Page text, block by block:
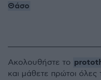
Θάσο
Ακολουθήστε το
και μάθετε πρώτοι όλες